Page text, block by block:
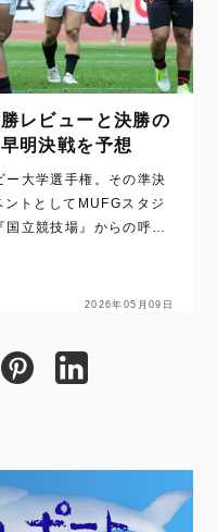
レビューと決勝の
明決戦を予想
大学選手権。その準決
トとしてMUFGスタジ
立競技場』からの呼称
2026年05月09日